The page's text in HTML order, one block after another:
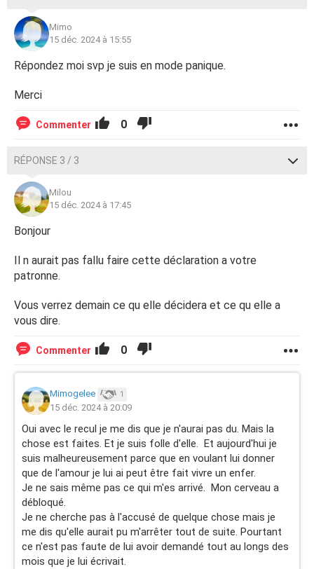
Mimo
15 déc. 2024 à 15:55
Répondez moi svp je suis en mode panique.
Merci
Commenter 0
RÉPONSE 3 / 3
Milou
15 déc. 2024 à 17:45
Bonjour
Il n aurait pas fallu faire cette déclaration a votre
patronne.
Vous verrez demain ce qu elle décidera et ce qu elle a
vous dire.
Commenter 0
Mimogelee 1
15 déc. 2024 à 20:09
Oui avec le recul je me dis que je n'aurai pas du. Mais la
chose est faites. Et je suis folle d'elle. Et aujourd'hui je
suis malheureusement parce que en voulant lui donner
que de l'amour je lui ai peut être fait vivre un enfer.
Je ne sais même pas ce qui m'es arrivé. Mon cerveau a
débloqué.
Je ne cherche pas à l'accusé de quelque chose mais je
me dis qu'elle aurait pu m'arrêter tout de suite. Pourtant
ce n'est pas faute de lui avoir demandé tout au longs des
mois que je lui écrivait.